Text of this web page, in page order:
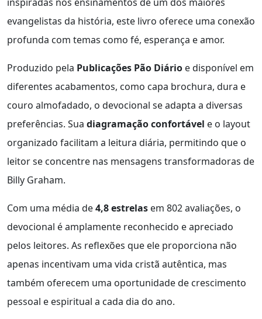
evangelistas da história, este livro oferece uma conexão
profunda com temas como fé, esperança e amor.
Produzido pela Publicações Pão Diário e disponível em
diferentes acabamentos, como capa brochura, dura e
couro almofadado, o devocional se adapta a diversas
preferências. Sua diagramação confortável e o layout
organizado facilitam a leitura diária, permitindo que o
leitor se concentre nas mensagens transformadoras de
Billy Graham.
Com uma média de4,8 estrelas em 802 avaliações, o
devocional é amplamente reconhecido e apreciado
pelos leitores. As reflexões que ele proporciona não
apenas incentivam uma vida cristã autêntica, mas
também oferecem uma oportunidade de crescimento
pessoal e espiritual a cada dia do ano.